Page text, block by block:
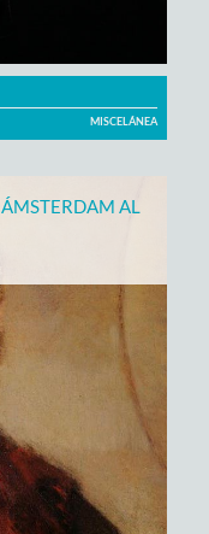
MISCELÁNEA
AL